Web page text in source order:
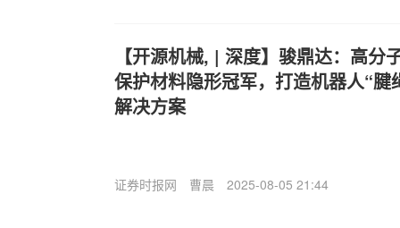
【开源机械, | 深度】骏鼎达：高分
保护材料隐形冠军，打造机器人“腱
解决方案
证券时报网 曹晨 2025-08-05 21:44